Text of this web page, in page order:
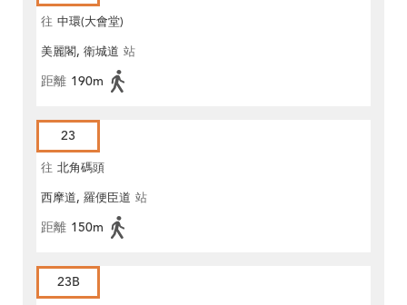
往 中環(大會堂)
美麗閣, 衛城道 站
距離 190m
23
往 北角碼頭
西摩道, 羅便臣道 站
距離 150m
23B